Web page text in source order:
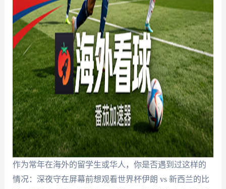
作为常年在海外的留学生或华人，你是否遇到过这样的
情况：深夜守在屏幕前想观看世界杯伊朗 vs 新西兰的比